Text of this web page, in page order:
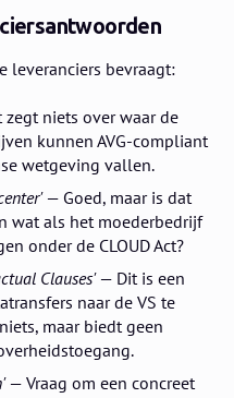
leveranciers bevraagt:
niets over waar de
kunnen AVG-compliant
wetgeving vallen.
— Goed, maar is dat
wat als het moederbedrijf
onder de CLOUD Act?
Clauses'— Dit is een
naar de VS te
maar biedt geen
— Vraag om een concreet